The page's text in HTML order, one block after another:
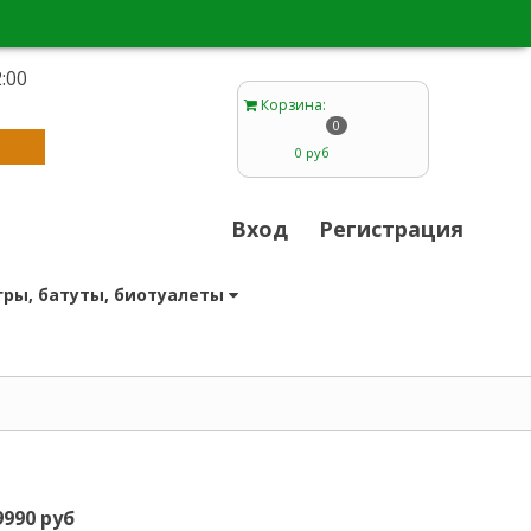
Корзина:
0
0 руб
Вход Регистрация
батуты, биотуалеты
руб